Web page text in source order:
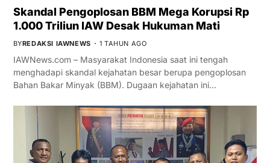
Skandal Pengoplosan BBM Mega Korupsi Rp
1.000 Triliun IAW Desak Hukuman Mati
BYREDAKSI IAWNEWS 1 TAHUN AGO
IAWNews.com – Masyarakat Indonesia saat ini tengah
menghadapi skandal kejahatan besar berupa pengoplosan
Bahan Bakar Minyak (BBM). Dugaan kejahatan ini…